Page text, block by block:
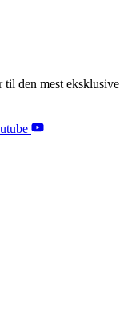
den mest eksklusive